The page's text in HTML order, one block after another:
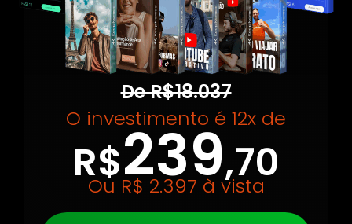
De R$18.037
O investimento é 12x de
R$239,70
Ou R$ 2.397 à vista​